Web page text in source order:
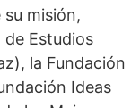
misión,
Estudios
la Fundación
Ideas